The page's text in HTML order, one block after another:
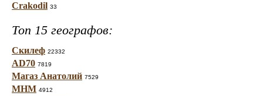
Crakodil 33
Топ 15 географов:
Скилеф 22332
AD70 7819
Магаз Анатолий 7529
МНМ 4912